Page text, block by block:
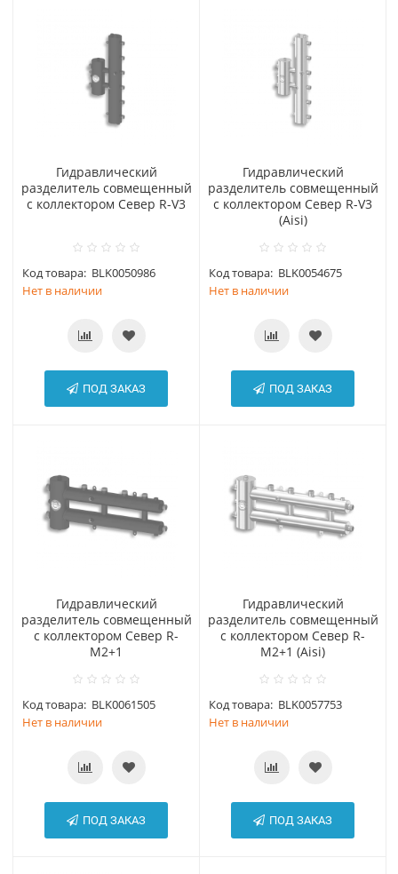
Гидравлический
разделитель совмещенный
с коллектором Север R-V3
Код товара: BLK0050986
Нет в наличии
ПОД ЗАКАЗ
Гидравлический
разделитель совмещенный
с коллектором Север R-V3
(Aisi)
Код товара: BLK0054675
Нет в наличии
ПОД ЗАКАЗ
Гидравлический
разделитель совмещенный
с коллектором Север R-
М2+1
Код товара: BLK0061505
Нет в наличии
ПОД ЗАКАЗ
Гидравлический
разделитель совмещенный
с коллектором Север R-
М2+1 (Aisi)
Код товара: BLK0057753
Нет в наличии
ПОД ЗАКАЗ